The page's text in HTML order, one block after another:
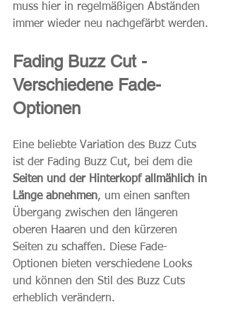
muss hier in regelmäßigen Abständen
immer wieder neu nachgefärbt werden.
Fading Buzz Cut -
Verschiedene Fade-
Optionen
Eine beliebte Variation des Buzz Cuts
ist der Fading Buzz Cut, bei dem die
Seiten und der Hinterkopf allmählich in
Länge abnehmen, um einen sanften
Übergang zwischen den längeren
oberen Haaren und den kürzeren
Seiten zu schaffen. Diese Fade-
Optionen bieten verschiedene Looks
und können den Stil des Buzz Cuts
erheblich verändern.